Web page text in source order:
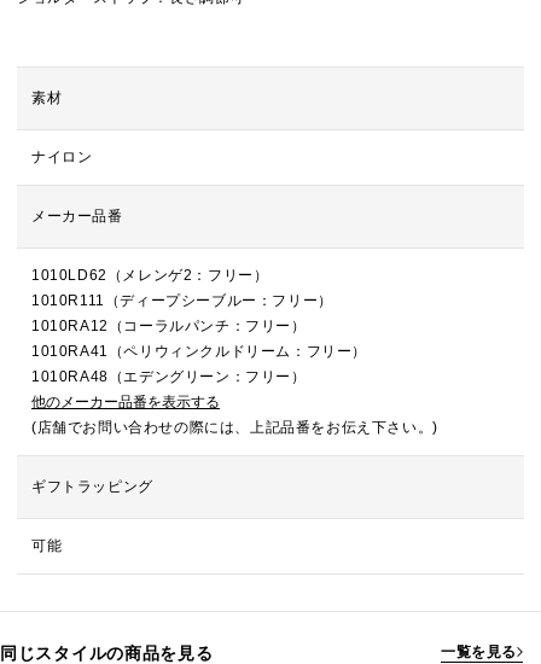
素材
ナイロン
メーカー品番
1010LD62（メレンゲ2：フリー）
1010R111（ディープシーブルー：フリー）
1010RA12（コーラルパンチ：フリー）
1010RA41（ペリウィンクルドリーム：フリー）
1010RA48（エデングリーン：フリー）
他のメーカー品番を表示する
(店舗でお問い合わせの際には、上記品番をお伝え下さい。)
ギフトラッピング
可能
同じスタイルの商品を見る 一覧を見る